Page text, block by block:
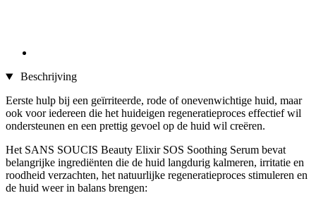
Beschrijving
Eerste hulp bij een geïrriteerde, rode of onevenwichtige huid, maar
ook voor iedereen die het huideigen regeneratieproces effectief wil
ondersteunen en een prettig gevoel op de huid wil creëren.
Het SANS SOUCIS Beauty Elixir SOS Soothing Serum bevat
belangrijke ingrediënten die de huid langdurig kalmeren, irritatie en
roodheid verzachten, het natuurlijke regeneratieproces stimuleren en
de huid weer in balans brengen: